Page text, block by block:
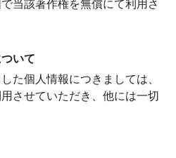
当該著作権を無償にて利用さ
いて
た個人情報につきましては、
させていただき、他には一切